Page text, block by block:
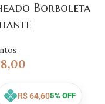
Borboleta
R$64,605% OFF